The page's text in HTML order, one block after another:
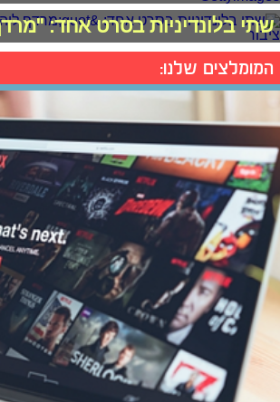
שתי בלונדיניות בסרט אחד:
המומלצים שלנו: